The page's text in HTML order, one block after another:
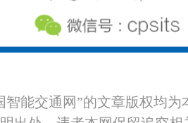
智能交通网”的文章版权均